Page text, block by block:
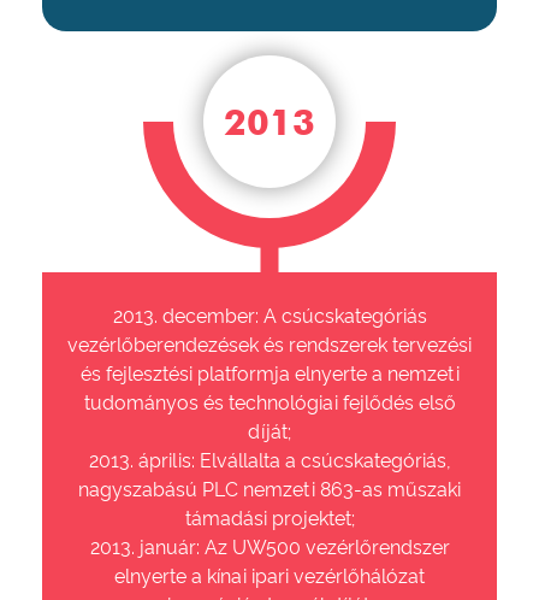
2013
2013. december: A csúcskategóriás
vezérlőberendezések és rendszerek tervezési
és fejlesztési platformja elnyerte a nemzeti
tudományos és technológiai fejlődés első
díját;
2013. április: Elvállalta a csúcskategóriás,
nagyszabású PLC nemzeti 863-as műszaki
támadási projektet;
2013. január: Az UW500 vezérlőrendszer
elnyerte a kínai ipari vezérlőhálózat